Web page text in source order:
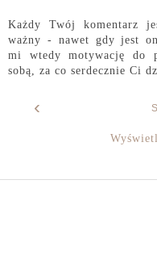
Każdy Twój komentarz
ważny - nawet gdy jest
mi wtedy motywację do
sobą, za co serdecznie Ci
‹